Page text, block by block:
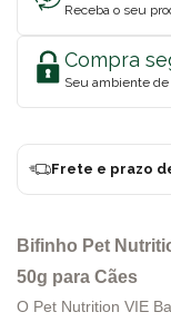
Receba o seu
Compra
Seu ambiente
Frete e prazo
Bifinho Pet
50g para Cães
O Pet Nutrition VIE